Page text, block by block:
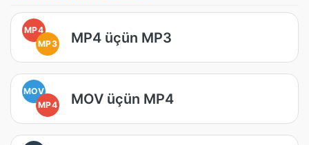
MP4
MP3
MP4 üçün MP3
MOV
MP4
MOV üçün MP4